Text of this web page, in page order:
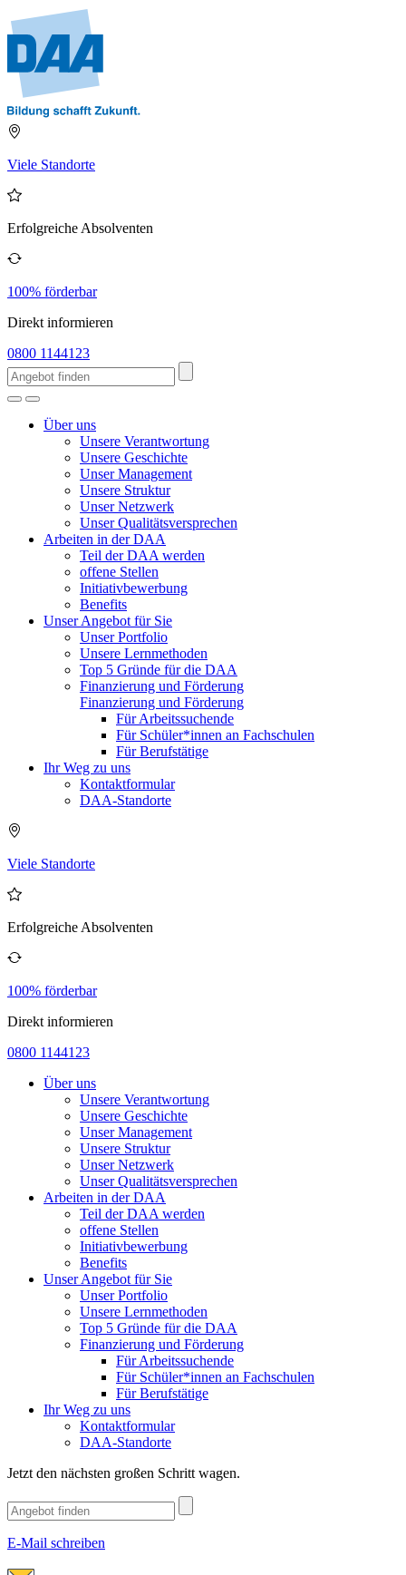
Viele Standorte
Erfolgreiche Absolventen
100% förderbar
Direkt informieren
0800 1144123
Über uns
Unsere Verantwortung
Unsere Geschichte
Unser Management
Unsere Struktur
Unser Netzwerk
Unser Qualitätsversprechen
Arbeiten in der DAA
Teil der DAA werden
offene Stellen
Initiativbewerbung
Benefits
Unser Angebot für Sie
Unser Portfolio
Unsere Lernmethoden
Top 5 Gründe für die DAA
Finanzierung und Förderung
Finanzierung und Förderung
Für Arbeitssuchende
Für Schüler*innen an Fachschulen
Für Berufstätige
Ihr Weg zu uns
Kontaktformular
DAA-Standorte
Viele Standorte
Erfolgreiche Absolventen
100% förderbar
Direkt informieren
0800 1144123
Über uns
Unsere Verantwortung
Unsere Geschichte
Unser Management
Unsere Struktur
Unser Netzwerk
Unser Qualitätsversprechen
Arbeiten in der DAA
Teil der DAA werden
offene Stellen
Initiativbewerbung
Benefits
Unser Angebot für Sie
Unser Portfolio
Unsere Lernmethoden
Top 5 Gründe für die DAA
Finanzierung und Förderung
Für Arbeitssuchende
Für Schüler*innen an Fachschulen
Für Berufstätige
Ihr Weg zu uns
Kontaktformular
DAA-Standorte
Jetzt den nächsten großen Schritt wagen.
E-Mail schreiben